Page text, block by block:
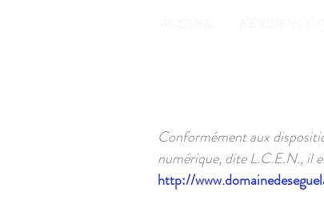
Conformément aux
numérique, dite L.C.E.N., il
http://